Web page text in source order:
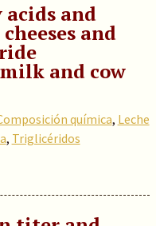
and
and
and cow
química, Leche
, Triglicéridos